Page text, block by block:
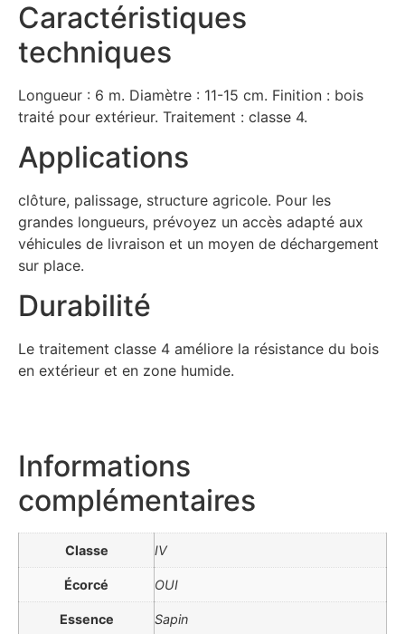
Caractéristiques
techniques
Longueur : 6 m. Diamètre : 11-15 cm. Finition : bois
traité pour extérieur. Traitement : classe 4.
Applications
clôture, palissage, structure agricole. Pour les
grandes longueurs, prévoyez un accès adapté aux
véhicules de livraison et un moyen de déchargement
sur place.
Durabilité
Le traitement classe 4 améliore la résistance du bois
en extérieur et en zone humide.
Informations
complémentaires
Classe IV
Écorcé OUI
Essence Sapin